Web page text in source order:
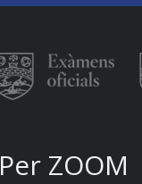
Per ZOOM